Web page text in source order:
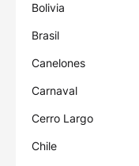
Bolivia
Brasil
Canelones
Carnaval
Cerro Largo
Chile